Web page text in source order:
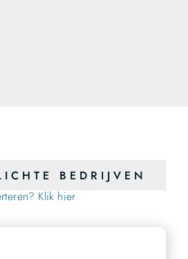
BEDRIJVEN
Klik hier